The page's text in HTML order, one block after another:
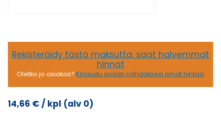
Rekisteröidy tästä maksutta, saat halvemmat
hinnat
Oletko jo asiakas? Kirjaudu sisään nähdäksesi omat hintasi
14,66 €/ kpl (alv 0)